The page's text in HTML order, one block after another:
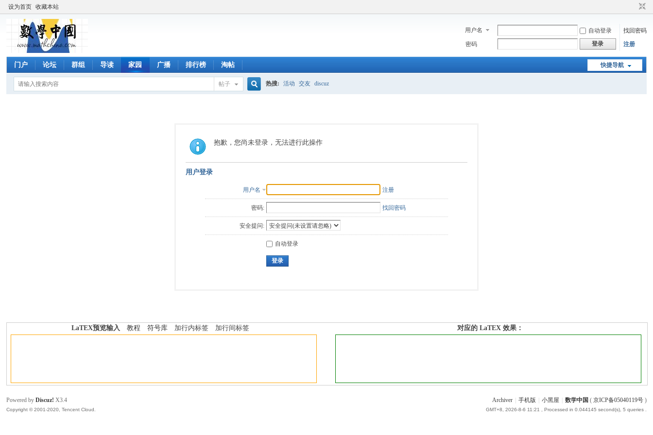
设为首页 收藏本站
用户名 自动登录
找回密码
密码
登录 注册
快捷导航
门户 论坛 群组 导读 家园 广播 排行榜 淘帖
帖子
索
热搜: 活动 交友 discuz
抱歉，您尚未登录，无法进行此操作
用户登录
用户名 注册
密码: 找回密码
安全提问:
自动登录
登录
LaTEX预览输入 教程 符号库 加行内标签 加行间标签 对应的 LaTEX 效果：
Archiver 手机版 小黑屋 数学中国 ( 京ICP备05040119号)
GMT+8, 2026-8-6 11:21 , Processed in 0.044145 second(s), 5 queries .
Powered byDiscuz! X3.4
Copyright © 2001-2020, Tencent Cloud.